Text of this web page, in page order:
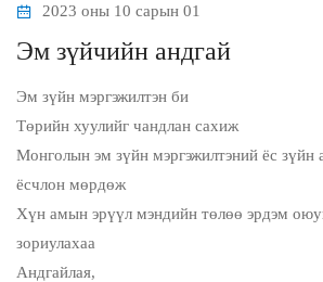
2023 оны 10 сарын 01
Эм зүйчийн андгай
Эм зүйн мэргэжилтэн би
Төрийн хуулийг чандлан сахиж
Монголын эм зүйн мэргэжилтэний ёс зүйн
ёсчлон мөрдөж
Хүн амын эрүүл мэндийн төлөө эрдэм
зориулахаа
Андгайлая,